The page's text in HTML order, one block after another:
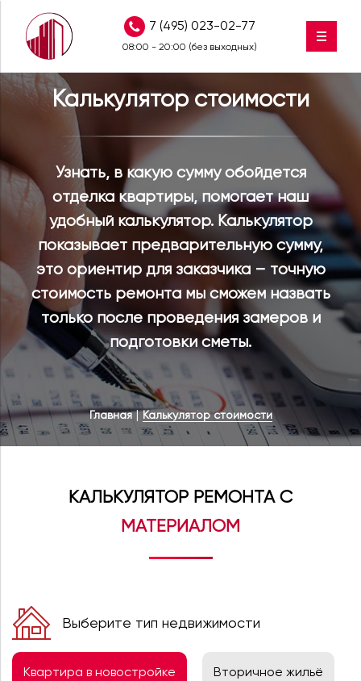
7 (495) 023-02-77
08:00 - 20:00 (без выходных)
Калькулятор стоимости
Узнать, в какую сумму обойдется
отделка квартиры, помогает наш
удобный калькулятор. Калькулятор
показывает предварительную сумму,
это ориентир для заказчика – точную
стоимость ремонта мы сможем назвать
только после проведения замеров и
подготовки сметы.
Главная | Калькулятор стоимости
КАЛЬКУЛЯТОР РЕМОНТА С
МАТЕРИАЛОМ
Выберите тип недвижимости
Квартира в новостройке Вторичное жильё